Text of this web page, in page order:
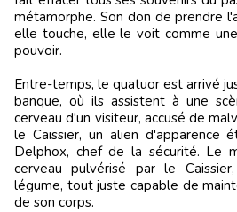
métamorphe. Son don de prendre
elle touche, elle le voit comme
pouvoir.
Entre-temps, le quatuor est arrivé
banque, où ils assistent à une
cerveau d'un visiteur, accusé de
le Caissier, un alien d'apparence
Delphox, chef de la sécurité. Le
cerveau pulvérisé par le
légume, tout juste capable de
de son corps.